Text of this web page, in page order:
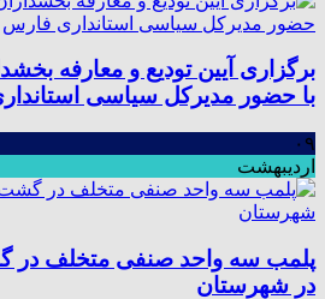
برگزاری آیین تودیع و معارفه
با حضور مدیرکل سیاسی
۰۹
اردیبهشت
پلمب سه واحد صنفی متخلف
در شهرستان